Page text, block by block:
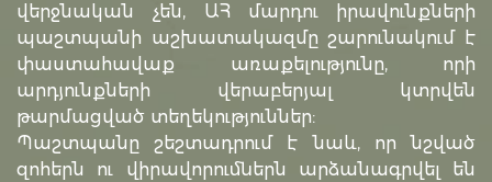
վերջնական չեն, ԱՀ մարդու իրավունքների
պաշտպանի աշխատակազմը շարունակում է
փաստահավաք առաքելությունը, որի
արդյունքների վերաբերյալ կտրվեն
թարմացված տեղեկություններ:
Պաշտպանը շեշտադրում է նաև, որ նշված
զոհերն ու վիրավորումներն արձանագրվել են